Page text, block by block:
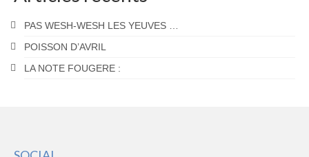
PAS WESH-WESH LES YEUVES …
POISSON D’AVRIL
LA NOTE FOUGERE :